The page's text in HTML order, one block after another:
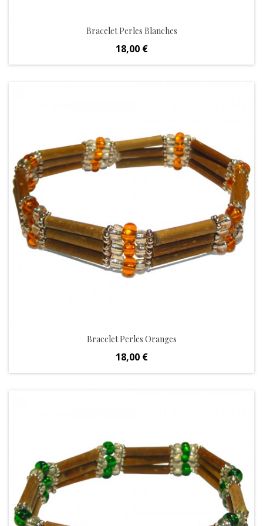
Bracelet Perles Blanches
Prix
18,00 €
Bracelet Perles Oranges
Prix
18,00 €